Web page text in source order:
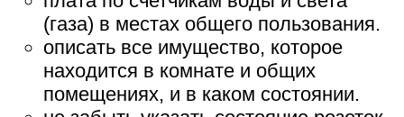
(газа) в местах общего пользования.
описать все имущество, которое
находится в комнате и общих
помещениях, и в каком состоянии.